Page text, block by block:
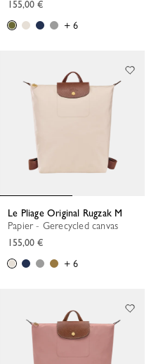
155,00 €
+ 6
Le Pliage Original Rugzak M
Papier - Gerecycled canvas
155,00 €
+ 6